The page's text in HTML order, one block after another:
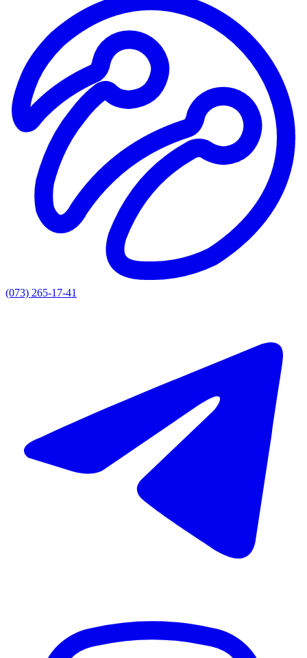
(073) 265-17-41